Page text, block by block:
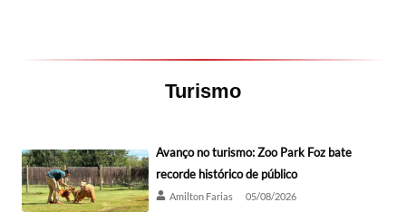
Turismo
Avanço no turismo: Zoo Park Foz bate
recorde histórico de público
Amilton Farias 05/08/2026